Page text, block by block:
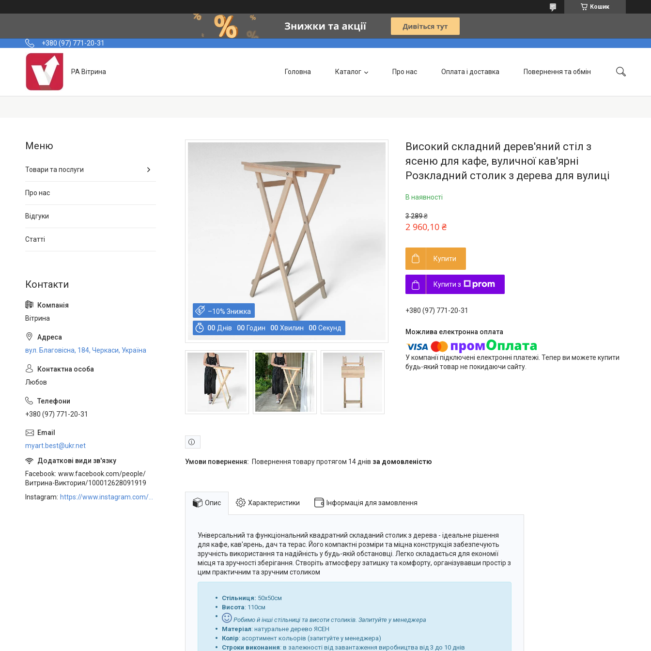
Кошик
+380 (97) 771-20-31
РА Вітрина Головна Каталог Про нас Оплата і доставка Повернення та обмін
–10%
00 Днів 00 Годин 00 Хвилин 00 Секунд
Високий складний дерев'яний стіл з
ясеню для кафе, вуличної кав'ярні
Розкладний столик з дерева для вулиці
В наявності
3 289 ₴
2 960,10 ₴
Купити
Купити з
+380 (97) 771-20-31
У компанії підключені електронні платежі. Тепер ви можете купити
будь-який товар не покидаючи сайту.
повернення товару протягом 14 днів за домовленістю
Опис Характеристики Інформація для замовлення
Універсальний та функціональний квадратний складаний столик з дерева - ідеальне рішення
для кафе, кав'ярень, дач та терас. Його компактні розміри та міцна конструкція забезпечують
зручність використання та надійність у будь-якій обстановці. Легко складається для економії
місця та зручності зберігання. Створіть атмосферу затишку та комфорту, організувавши простір з
цим практичним та зручним столиком
Cтільниця: 50х50см
Висота: 110см
Робимо й інші стільниці та висоти столиків. Запитуйте у менеджера
Матеріал: натуральне дерево ЯСЕН
Колір: асортимент кольорів (запитуйте у менеджера)
Строки виконання: в залежності від завантаження виробництва від 3 до 10 днів
Товари та послуги
Про нас
Відгуки
Статті
Вітрина
вул. Благовісна, 184, Черкаси, Україна
Любов
+380 (97) 771-20-31
myart.best@ukr.net
Facebook www.facebook.com/people/
Витрина-Виктория/100012628091919
Instagram